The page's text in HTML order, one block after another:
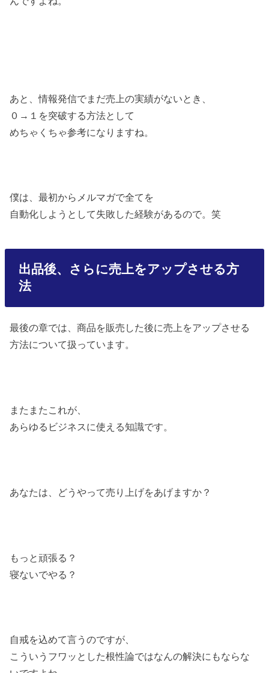
あと、情報発信でまだ売上の実績がないとき、
０→１を突破する方法として
めちゃくちゃ参考になりますね。
僕は、最初からメルマガで全てを
自動化しようとして失敗した経験があるので。笑
出品後、さらに売上をアップさせる方
法
最後の章では、商品を販売した後に売上をアップさせる
方法について扱っています。
またまたこれが、
あらゆるビジネスに使える知識です。
あなたは、どうやって売り上げをあげますか？
もっと頑張る？
寝ないでやる？
自戒を込めて言うのですが、
こういうフワッとした根性論ではなんの解決にもならな